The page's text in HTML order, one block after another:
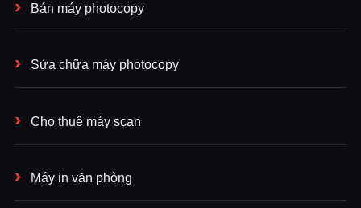
Bán máy photocopy
Sửa chữa máy photocopy
Cho thuê máy scan
Máy in văn phòng